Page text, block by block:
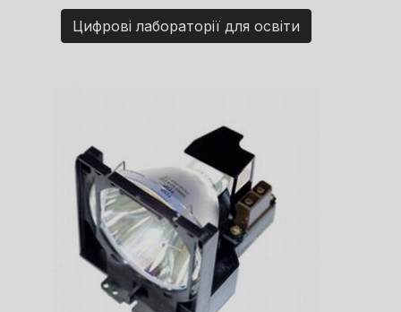
Цифрові лабораторії для освіти